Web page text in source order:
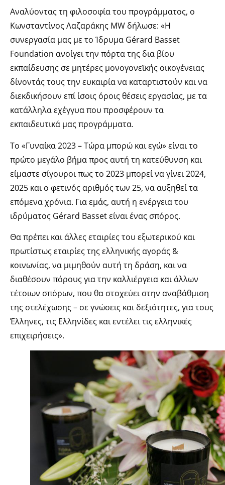
Αναλύοντας τη φιλοσοφία του προγράμματος, ο
Κωνσταντίνος Λαζαράκης MW δήλωσε: «Η
συνεργασία μας με το Ίδρυμα Gérard Basset
Foundation ανοίγει την πόρτα της δια βίου
εκπαίδευσης σε μητέρες μονογονεϊκής οικογένειας
δίνοντάς τους την ευκαιρία να καταρτιστούν και να
διεκδικήσουν επί ίσοις όροις θέσεις εργασίας, με τα
κατάλληλα εχέγγυα που προσφέρουν τα
εκπαιδευτικά μας προγράμματα.
Το «Γυναίκα 2023 – Τώρα μπορώ και εγώ» είναι το
πρώτο μεγάλο βήμα προς αυτή τη κατεύθυνση και
είμαστε σίγουροι πως το 2023 μπορεί να γίνει 2024,
2025 και ο φετινός αριθμός των 25, να αυξηθεί τα
επόμενα χρόνια. Για εμάς, αυτή η ενέργεια του
ιδρύματος Gérard Basset είναι ένας σπόρος.
Θα πρέπει και άλλες εταιρίες του εξωτερικού και
πρωτίστως εταιρίες της ελληνικής αγοράς &
κοινωνίας, να μιμηθούν αυτή τη δράση, και να
διαθέσουν πόρους για την καλλιέργεια και άλλων
τέτοιων σπόρων, που θα στοχεύει στην αναβάθμιση
της στελέχωσης – σε γνώσεις και δεξιότητες, για τους
Έλληνες, τις Ελληνίδες και εντέλει τις ελληνικές
επιχειρήσεις».